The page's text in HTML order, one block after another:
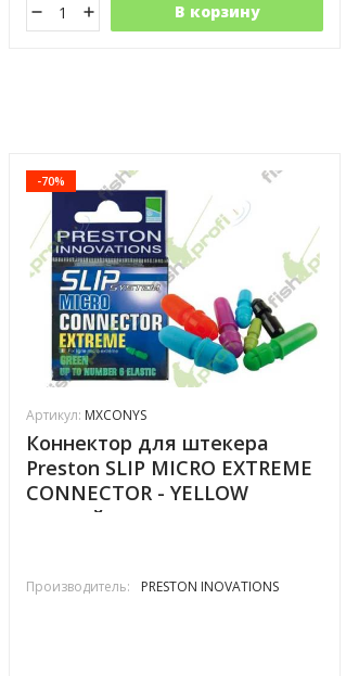
В корзину
-70%
Артикул: MXCONYS
Коннектор для штекера
Preston SLIP MICRO EXTREME
CONNECTOR - YELLOW
желтый
Производитель: PRESTON INOVATIONS